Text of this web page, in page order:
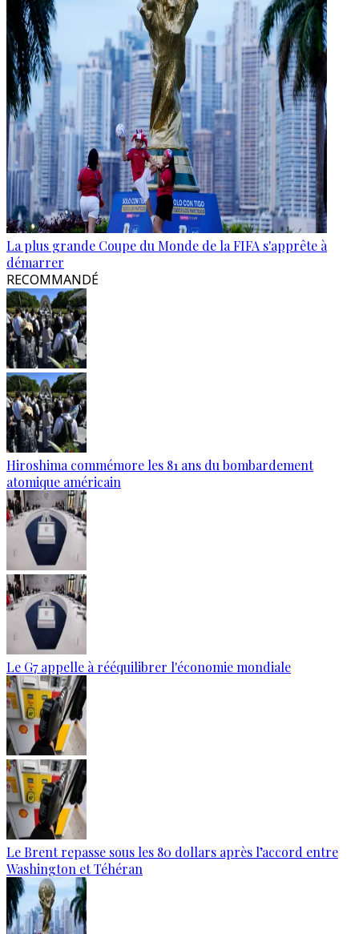
La plus grande Coupe du Monde de la FIFA s'apprête à
démarrer
RECOMMANDÉ
Hiroshima commémore les 81 ans du bombardement
atomique américain
Le G7 appelle à rééquilibrer l'économie mondiale
Le Brent repasse sous les 80 dollars après l’accord entre
Washington et Téhéran